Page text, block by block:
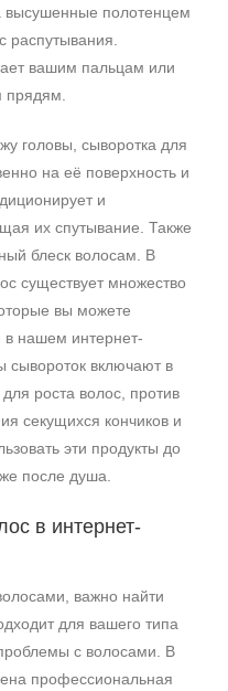
высушенные полотенцем
распутывания.
вашим пальцам или
прядям.
головы, сыворотка для
на её поверхность и
и
их спутывание. Также
блеск волосам. В
существует множество
вы можете
в нашем интернет-
сывороток включают в
роста волос, против
секущихся кончиков и
эти продукты до
после душа.
в интернет-
важно найти
для вашего типа
с волосами. В
профессиональная